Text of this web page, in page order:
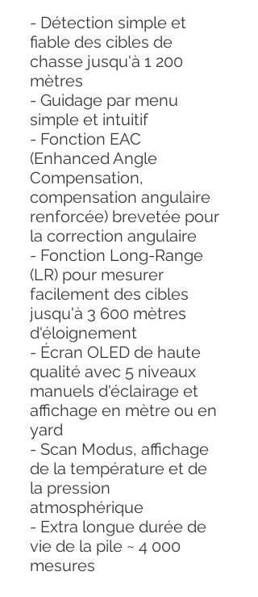
- Détection simple et
fiable des cibles de
chasse jusqu'à 1 200
mètres
- Guidage par menu
simple et intuitif
- Fonction EAC
(Enhanced Angle
Compensation,
compensation angulaire
renforcée) brevetée pour
la correction angulaire
- Fonction Long-Range
(LR) pour mesurer
facilement des cibles
jusqu'à 3 600 mètres
d'éloignement
- Écran OLED de haute
qualité avec 5 niveaux
manuels d'éclairage et
affichage en mètre ou en
yard
- Scan Modus, affichage
de la température et de
la pression
atmosphérique
- Extra longue durée de
vie de la pile ~ 4 000
mesures